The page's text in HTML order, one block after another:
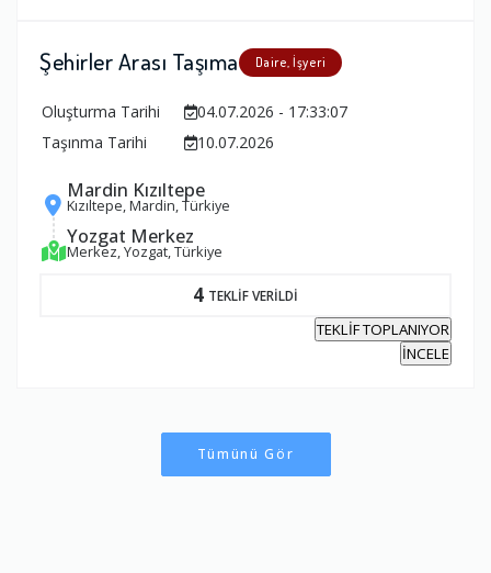
Şehirler Arası Taşıma Daire, İşyeri
Oluşturma Tarihi
04.07.2026 - 17:33:07
Taşınma Tarihi
10.07.2026
Mardin Kızıltepe
Kızıltepe, Mardin, Türkiye
Yozgat Merkez
Merkez, Yozgat, Türkiye
4 TEKLİF VERİLDİ
TEKLİF TOPLANIYOR
İNCELE
Tümünü Gör